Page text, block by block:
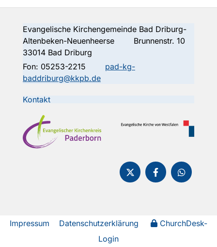
Evangelische Kirchengemeinde Bad Driburg-
Altenbeken-Neuenheerse Brunnenstr. 10
33014 Bad Driburg
Fon: 05253-2215
pad-kg-
baddriburg@kkpb.de
Kontakt
Impressum Datenschutzerklärung
ChurchDesk-
Login